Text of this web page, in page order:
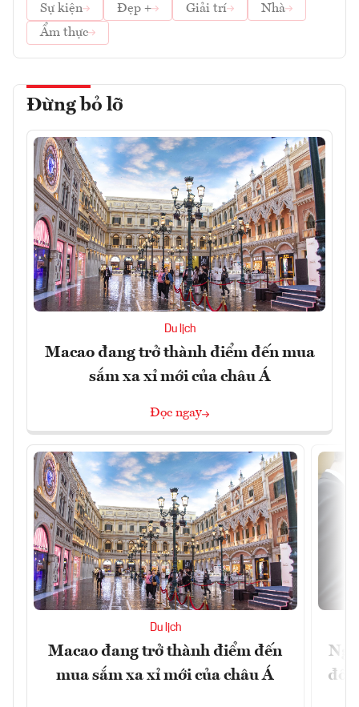
Sự kiện
Đẹp + Giải trí
Nhà
Ẩm thực
Đừng bỏ lỡ
Du lịch
Macao đang trở thành điểm đến mua
sắm xa xỉ mới của châu Á
Đọc ngay
Du lịch
Macao đang trở thành điểm đến
mua sắm xa xỉ mới của châu Á
đổi